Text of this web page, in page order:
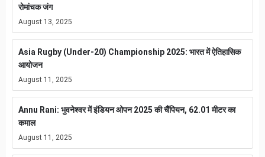
रोमांचक जंग
August 13, 2025
Asia Rugby (Under-20) Championship 2025: भारत में ऐतिहासिक
आयोजन
August 11, 2025
Annu Rani: भुवनेश्वर में इंडियन ओपन 2025 की चैंपियन, 62.01 मीटर का
कमाल
August 11, 2025